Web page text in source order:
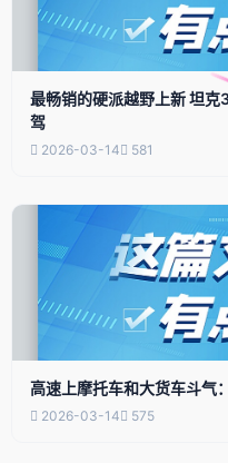
最畅销的硬派越野上新 坦
驾
2026-03-14 581
高速上摩托车和大货车斗气
2026-03-14 575